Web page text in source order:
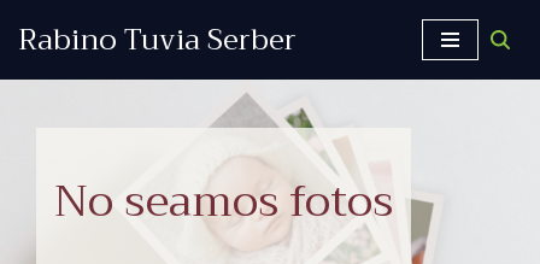
Rabino Tuvia Serber
No seamos fotos